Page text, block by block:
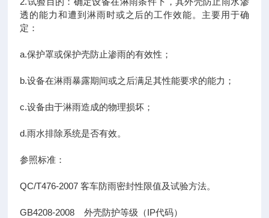
透的能力和遭到淋雨时或之后的工作效能。主要用于确
定：
a.保护罩或保护壳防止渗雨的有效性；
b.设备在淋雨暴露期间或之后满足其性能要求的能力；
c.设备由于淋雨造成的物理损坏；
d.雨水排除系统是否有效。
参照标准：
QC/T476-2007 客车防雨密封性限值及试验方法。
GB4208-2008 外壳防护等级（IP代码）